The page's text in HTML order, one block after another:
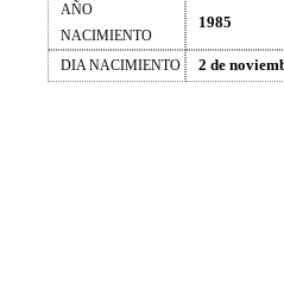
AÑO
NACIMIENTO
1985
DIA NACIMIENTO 2 de